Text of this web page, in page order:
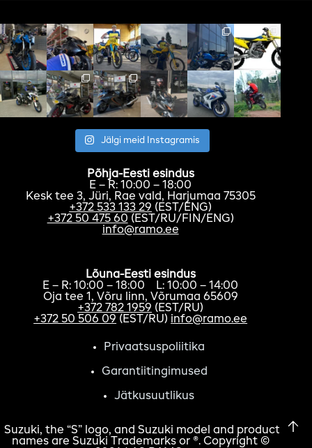
Jälgi meid Instagramis
Põhja-Eesti esindus
E – R: 10:00 – 18:00
Kesk tee 3, Jüri, Rae vald, Harjumaa 75305
+372 533 133 29 (EST/ENG)
+372 50 475 60 (EST/RU/FIN/ENG)
info@ramo.ee
Lõuna-Eesti esindus
E – R: 10:00 – 18:00 L: 10:00 – 14:00
Oja tee 1, Võru linn, Võrumaa 65609
+372 782 1959 (EST/RU)
+372 50 506 09 (EST/RU) info@ramo.ee
Privaatsuspoliitika
Garantiitingimused
Jätkusuutlikus
Suzuki, the “S” logo, and Suzuki model and product
names are Suzuki Trademarks or ®. Copyright ©